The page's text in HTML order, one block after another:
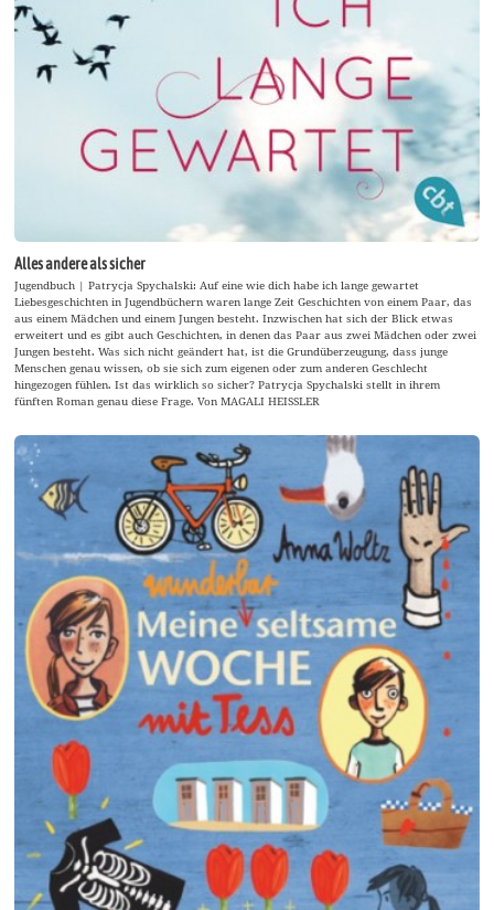
Alles andere als sicher
Jugendbuch | Patrycja Spychalski: Auf eine wie dich habe ich lange gewartet
Liebesgeschichten in Jugendbüchern waren lange Zeit Geschichten von einem Paar, das
aus einem Mädchen und einem Jungen besteht. Inzwischen hat sich der Blick etwas
erweitert und es gibt auch Geschichten, in denen das Paar aus zwei Mädchen oder zwei
Jungen besteht. Was sich nicht geändert hat, ist die Grundüberzeugung, dass junge
Menschen genau wissen, ob sie sich zum eigenen oder zum anderen Geschlecht
hingezogen fühlen. Ist das wirklich so sicher? Patrycja Spychalski stellt in ihrem
fünften Roman genau diese Frage. Von MAGALI HEISSLER